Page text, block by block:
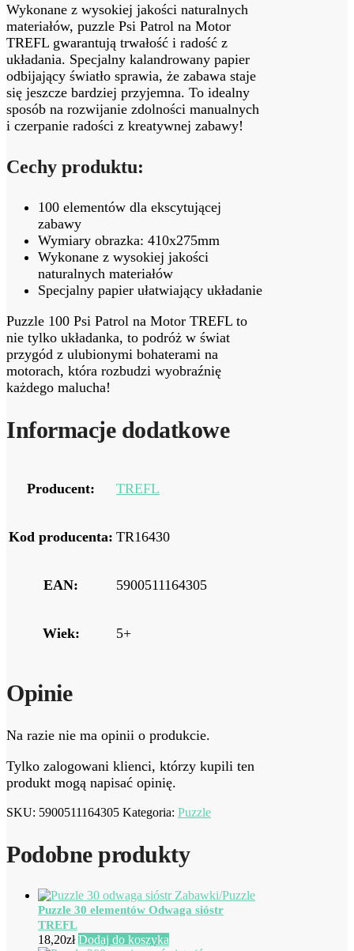
Wykonane z wysokiej jakości naturalnych
materiałów, puzzle Psi Patrol na Motor
TREFL gwarantują trwałość i radość z
układania. Specjalny kalandrowany papier
odbijający światło sprawia, że zabawa staje
się jeszcze bardziej przyjemna. To idealny
sposób na rozwijanie zdolności manualnych
i czerpanie radości z kreatywnej zabawy!
Cechy produktu:
100 elementów dla ekscytującej
zabawy
Wymiary obrazka: 410x275mm
Wykonane z wysokiej jakości
naturalnych materiałów
Specjalny papier ułatwiający układanie
Puzzle 100 Psi Patrol na Motor TREFL to
nie tylko układanka, to podróż w świat
przygód z ulubionymi bohaterami na
motorach, która rozbudzi wyobraźnię
każdego malucha!
Informacje dodatkowe
Producent: TREFL
Kod producenta: TR16430
EAN: 5900511164305
Wiek: 5+
Opinie
Na razie nie ma opinii o produkcie.
Tylko zalogowani klienci, którzy kupili ten
produkt mogą napisać opinię.
SKU: 5900511164305 Kategoria: Puzzle
Podobne produkty
Puzzle 30 elementów Odwaga sióstr
TREFL
18,20zł Dodaj do koszyka